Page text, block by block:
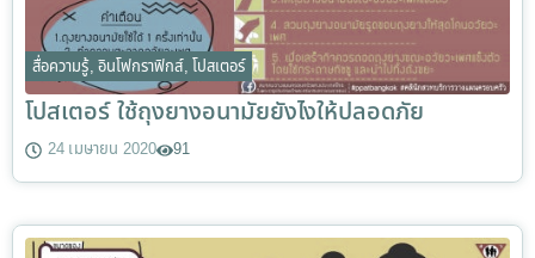
สื่อความรู้, อินโฟกราฟิกส์, โปสเตอร์
โปสเตอร์ ใช้ถุงยางอนามัยยังไงให้ปลอดภัย
24 เมษายน 2020 91